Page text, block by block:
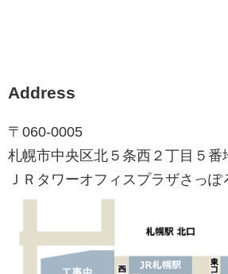
Address
〒060-0005
札幌市中央区北５条西２丁目５番
ＪＲタワーオフィスプラザさっぽ